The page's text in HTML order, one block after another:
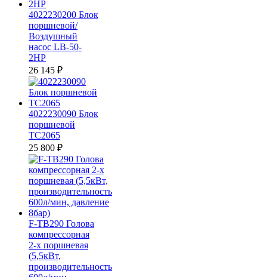
4022230200 Блок
поршневой/
Воздушный
насос LB-50-
2HP
26 145 ₽
4022230090 Блок
поршневой
TC2065
25 800 ₽
F-TB290 Голова
компрессорная
2-х поршневая
(5,5кВт,
производительность